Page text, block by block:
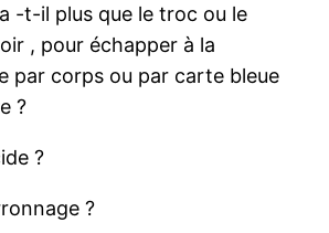
-t-il plus que le troc ou le
, pour échapper à la
par corps ou par carte bleue
?
?
?